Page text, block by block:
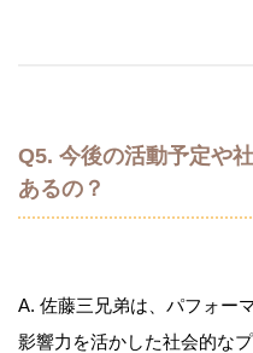
Q5. 今後の活動予定や
あるの？
A. 佐藤三兄弟は、パフォー
影響力を活かした社会的な